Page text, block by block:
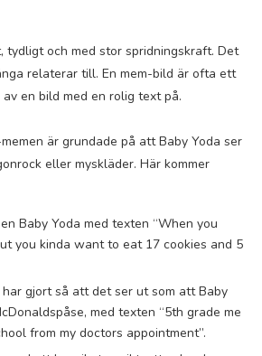
tydligt och med stor spridningskraft. Det
relaterar till. En mem-bild är ofta ett
en bild med en rolig text på.
är grundade på att Baby Yoda ser
eller myskläder. Här kommer
Baby Yoda med texten “When you
you kinda want to eat 17 cookies and 5
gjort så att det ser ut som att Baby
med texten “5th grade me
from my doctors appointment”.